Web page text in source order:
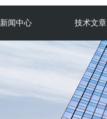
新闻中心 技术文章